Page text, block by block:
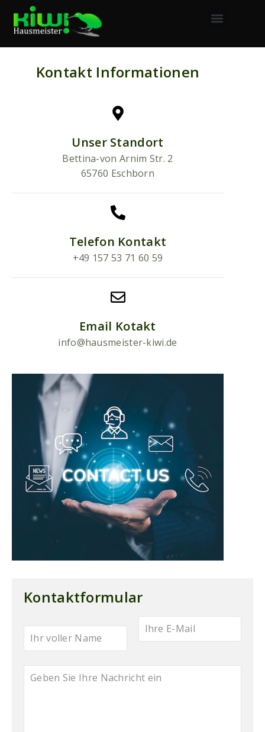
Kontakt Informationen
Unser Standort
Bettina-von Arnim Str. 2
65760 Eschborn
Telefon Kontakt
+49 157 53 71 60 59
Email Kotakt
info@hausmeister-kiwi.de
Kontaktformular